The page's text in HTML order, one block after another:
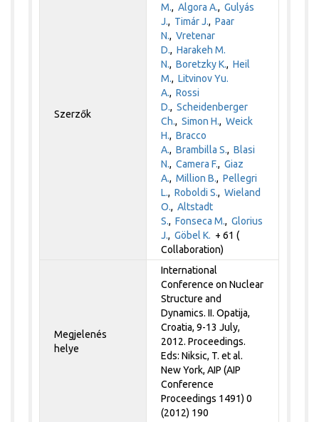
Szerzők
M.,Algora A.,Gulyás
J., Timár J.,Paar
N.,Vretenar
D.,Harakeh M.
N.,Boretzky K.,Heil
M.,Litvinov Yu.
A.,Rossi
D.,Scheidenberger
Ch.,Simon H.,Weick
H.,Bracco
A.,Brambilla S.,Blasi
N.,Camera F.,Giaz
A.,Million B.,Pellegri
L.,Roboldi S.,Wieland
O.,Altstadt
S.,Fonseca M.,Glorius
J.,Göbel K. + 61 (
Collaboration)
Megjelenés
helye
International
Conference on Nuclear
Structure and
Dynamics. II. Opatija,
Croatia, 9-13 July,
2012. Proceedings.
Eds: Niksic, T. et al.
New York, AIP (AIP
Conference
Proceedings 1491) 0
(2012) 190